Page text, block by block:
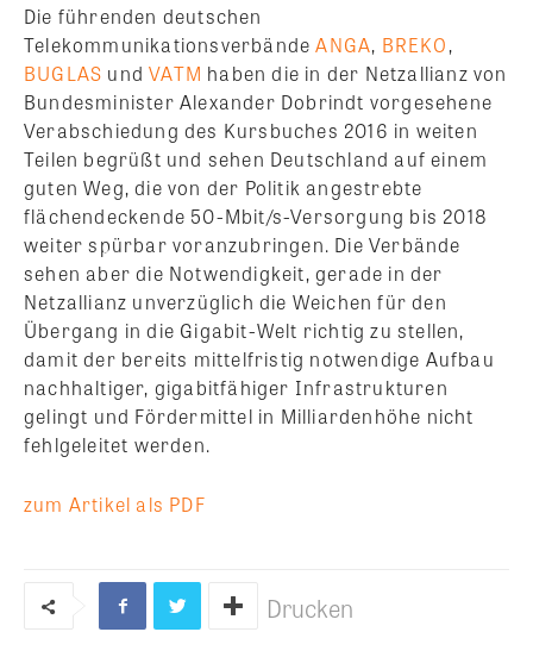
Die führenden deutschen
TelekommunikationsverbändeANGA, BREKO,
BUGLAS undVATM haben die in der Netzallianz von
Bundesminister Alexander Dobrindt vorgesehene
Verabschiedung des Kursbuches 2016 in weiten
Teilen begrüßt und sehen Deutschland auf einem
guten Weg, die von der Politik angestrebte
flächendeckende 50-Mbit/s-Versorgung bis 2018
weiter spürbar voranzubringen. Die Verbände
sehen aber die Notwendigkeit, gerade in der
Netzallianz unverzüglich die Weichen für den
Übergang in die Gigabit-Welt richtig zu stellen,
damit der bereits mittelfristig notwendige Aufbau
nachhaltiger, gigabitfähiger Infrastrukturen
gelingt und Fördermittel in Milliardenhöhe nicht
fehlgeleitet werden.
zum Artikel als PDF
Drucken